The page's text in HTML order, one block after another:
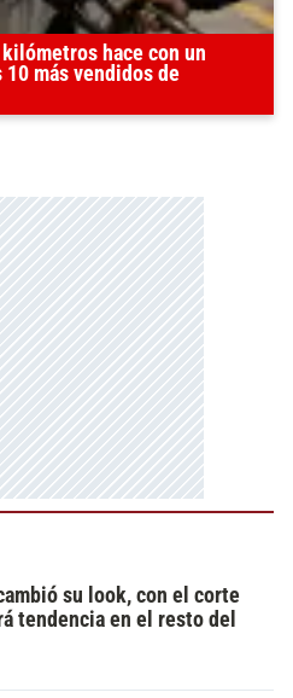
hace con un
más vendidos de
su look, con el corte
tendencia en el resto del